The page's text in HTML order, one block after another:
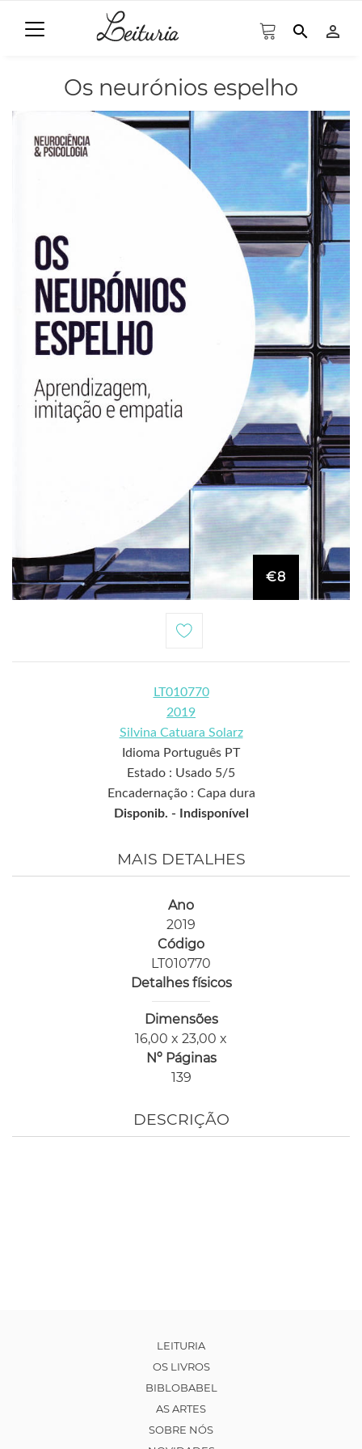
search person_outline
Os neurónios espelho
€8
LT010770
2019
Silvina Catuara Solarz
Idioma Português PT
Estado : Usado 5/5
Encadernação : Capa dura
Disponib. -
Indisponível
MAIS DETALHES
Ano
2019
Código
LT010770
Detalhes físicos
Dimensões
16,00 x 23,00 x
Nº Páginas
139
DESCRIÇÃO
LEITURIA
OS LIVROS
BIBLOBABEL
AS ARTES
SOBRE NÓS